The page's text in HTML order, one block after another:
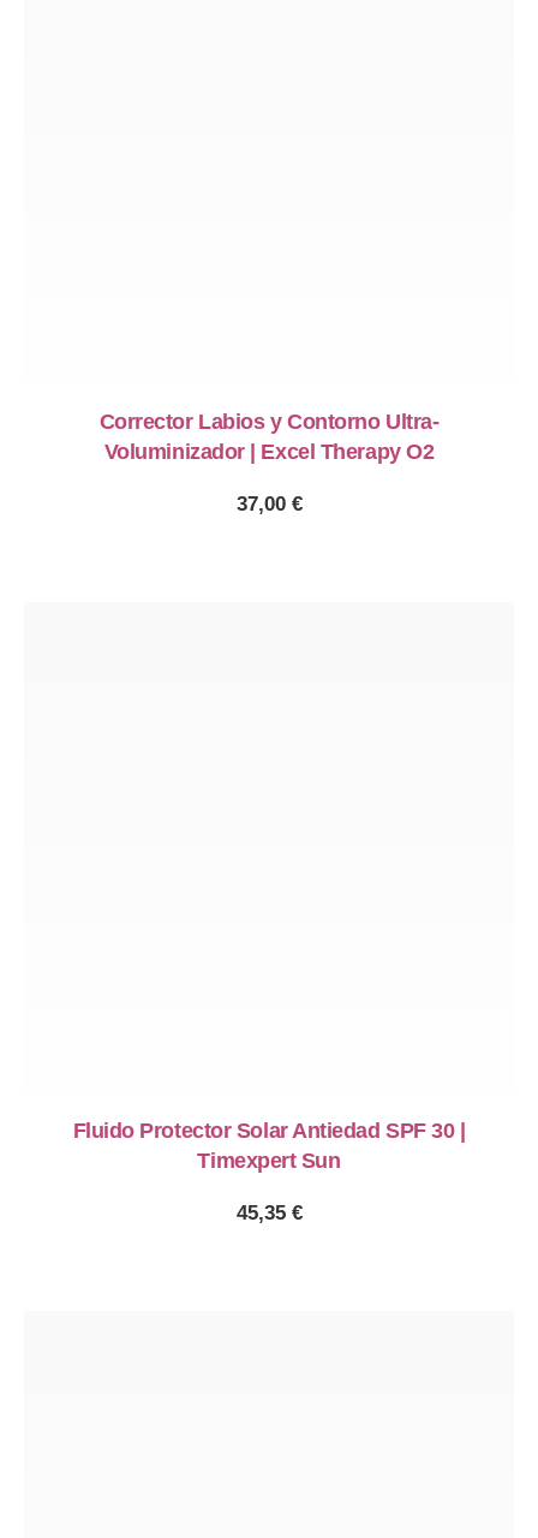
Corrector Labios y Contorno Ultra-
Voluminizador | Excel Therapy O2
37,00 €
Fluido Protector Solar Antiedad SPF 30 |
Timexpert Sun
45,35 €